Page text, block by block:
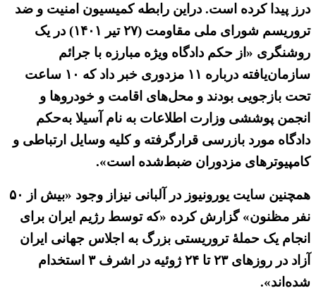
درز پیدا کرده است. دراین رابطه کمیسیون امنیت و ضد
تروریسم شورای ملی مقاومت (۲۷ تیر ۱۴۰۱) در یک
روشنگری «از حکم دادگاه ویژه مبارزه با جرائم
سازمان‌یافته درباره ۱۱ مزدوری خبر داد که ۱۰ ساعت
تحت بازجویی بودند و محل‌های اقامت و خودروها و
انجمن پوششی وزارت اطلاعات به نام آسیلا به‌حکم
دادگاه مورد بازرسی قرارگرفته و کلیه وسایل ارتباطی و
کامپیوترهای مزدوران ضبط‌شده است».
همچنین سایت یورونیوز در آلبانی نیزاز وجود «بیش از ۵۰
نفر مظنون» گزارش کرده «که توسط رژیم ایران برای
انجام یک حملهٔ تروریستی بزرگ به اجلاس جهانی ایران
آزاد در روزهای ۲۳ تا ۲۴ ژوئیه در اشرف ۳ استخدام
شده‌اند».